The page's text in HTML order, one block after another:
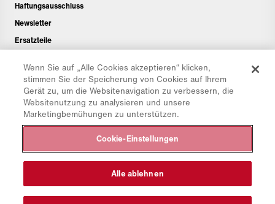
Haftungsausschluss
Newsletter
Ersatzteile
CO₂-Rechner
TCO-Rechner
Händler & Standorte
Produktgruppenübersicht
CollabHub Login
© 2026 Aebi Schmidt Group
Wenn Sie auf „Alle Cookies akzeptieren“ klicken,
stimmen Sie der Speicherung von Cookies auf Ihrem
Gerät zu, um die Websitenavigation zu verbessern, die
Websitenutzung zu analysieren und unsere
Marketingbemühungen zu unterstützen.
Cookie-Einstellungen
Alle ablehnen